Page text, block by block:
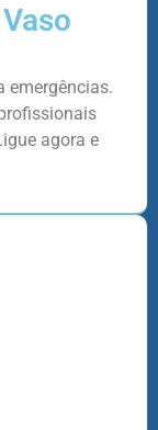
emergências.
agora e